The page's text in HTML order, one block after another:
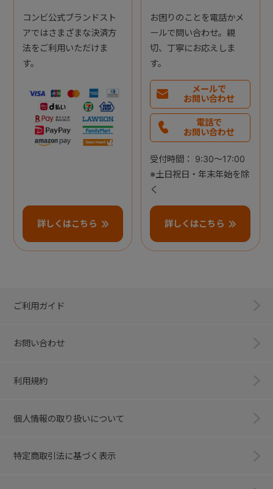
コンビ公式ブランドスト
アではさまざまな決済方
法をご利用いただけま
す。
詳しくはこちら
お困りのことを電話かメ
ールで問い合わせ。親
切、丁寧にお応えしま
す。
メールで
お問い合わせ
電話で
お問い合わせ
受付時間： 9:30～17:00
※土日祝日・年末年始を除
く
詳しくはこちら
ご利用ガイド
お問い合わせ
利用規約
個人情報の取り扱いについて
特定商取引法に基づく表示